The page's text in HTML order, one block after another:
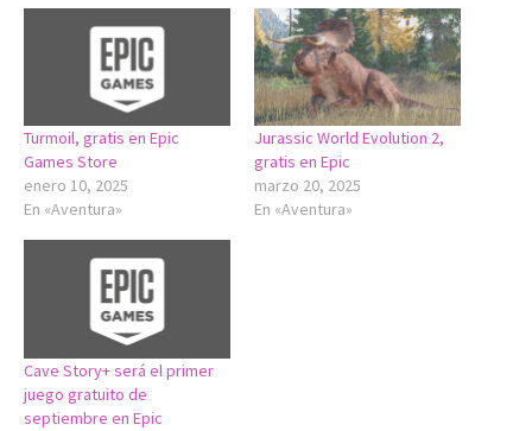
Turmoil, gratis en Epic
Games Store
enero 10, 2025
En «Aventura»
Jurassic World Evolution 2,
gratis en Epic
marzo 20, 2025
En «Aventura»
Cave Story+ será el primer
juego gratuito de
septiembre en Epic